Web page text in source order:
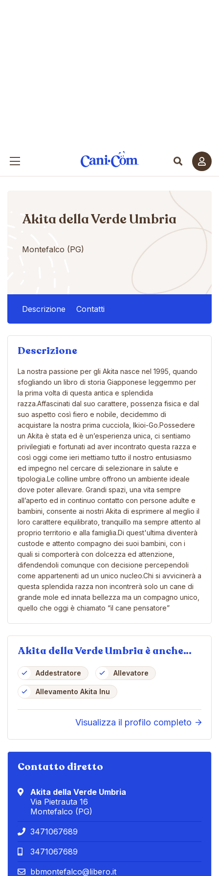
Akita della Verde Umbria
Montefalco (PG)
Descrizione Contatti
Descrizione
La nostra passione per gli Akita nasce nel 1995, quando
sfogliando un libro di storia Giapponese leggemmo per
la prima volta di questa antica e splendida
razza.Affascinati dal suo carattere, possenza fisica e dal
suo aspetto così fiero e nobile, decidemmo di
acquistare la nostra prima cucciola, Ikioi-Go.Possedere
un Akita è stata ed è un’esperienza unica, ci sentiamo
privilegiati e fortunati ad aver incontrato questa razza e
così oggi come ieri mettiamo tutto il nostro entusiasmo
ed impegno nel cercare di selezionare in salute e
tipologia.Le colline umbre offrono un ambiente ideale
dove poter allevare. Grandi spazi, una vita sempre
all’aperto ed in continuo contatto con persone adulte e
bambini, consente ai nostri Akita di esprimere al meglio il
loro carattere equilibrato, tranquillo ma sempre attento al
proprio territorio e alla famiglia.Di quest'ultima diventerà
custode e attento compagno dei suoi bambini, con i
quali si comporterà con dolcezza ed attenzione,
difendendoli comunque con decisione percependoli
come appartenenti ad un unico nucleo.Chi si avvicinerà a
questa splendida razza non incontrerà solo un cane di
grande mole ed innata bellezza ma un compagno unico,
quello che oggi è chiamato “il cane pensatore”
Akita della Verde Umbria è anche…
Addestratore Allevatore
Allevamento Akita Inu
Visualizza il profilo completo
Contatto diretto
Akita della Verde Umbria
Via Pietrauta 16
Montefalco (PG)
3471067689
3471067689
bbmontefalco@libero.it